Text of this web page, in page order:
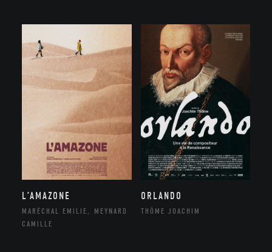
L’AMAZONE
MARÉCHAL EMILIE, MEYNARD
CAMILLE
ORLANDO
THÔME JOACHIM